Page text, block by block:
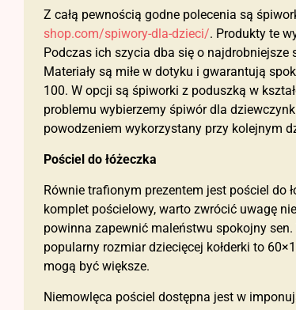
Z całą pewnością godne polecenia są
shop.com/spiwory-dla-dzieci/. Produkty te
Podczas ich szycia dba się o
Materiały są miłe w dotyku i gwarantują
100. W opcji są śpiworki z poduszką w
problemu wybierzemy śpiwór dla
powodzeniem wykorzystany przy kolejnym
Pościel do łóżeczka
Równie trafionym prezentem jest pościel do
komplet pościelowy, warto zwrócić uwagę
powinna zapewnić maleństwu spokojny
popularny rozmiar dziecięcej kołderki to
mogą być większe.
Niemowlęca pościel dostępna jest w